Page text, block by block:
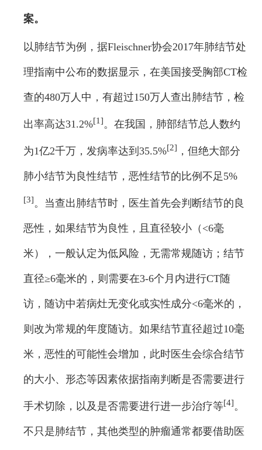
案。
以肺结节为例，据Fleischner协会2017年肺结节处
理指南中公布的数据显示，在美国接受胸部CT检
查的480万人中，有超过150万人查出肺结节，检
出率高达31.2%[1]。在我国，肺部结节总人数约
为1亿2千万，发病率达到35.5%[2] ，但绝大部分
肺小结节为良性结节，恶性结节的比例不足5%
[3]。当查出肺结节时，医生首先会判断结节的良
恶性，如果结节为良性，且直径较小（<6毫
米），一般认定为低风险，无需常规随访；结节
直径≥6毫米的，则需要在3-6个月内进行CT随
访，随访中若病灶无变化或实性成分<6毫米的，
则改为常规的年度随访。如果结节直径超过10毫
米，恶性的可能性会增加，此时医生会综合结节
的大小、形态等因素依据指南判断是否需要进行
手术切除，以及是否需要进行进一步治疗等[4]。
不只是肺结节，其他类型的肿瘤通常都要借助医